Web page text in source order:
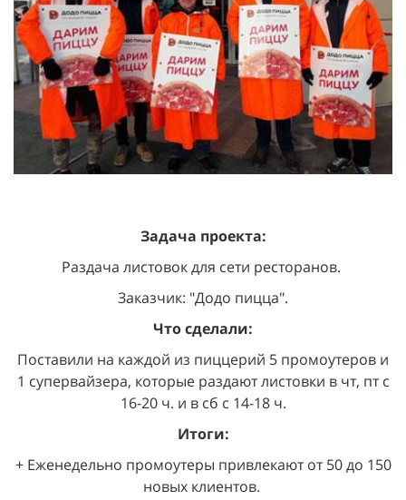
Задача проекта:
Раздача листовок для сети ресторанов.
Заказчик: "Додо пицца".
Что сделали:
Поставили на каждой из пиццерий 5 промоутеров и
1 супервайзера, которые раздают листовки в чт, пт с
16-20 ч. и в сб с 14-18 ч.
Итоги:
+ Еженедельно промоутеры привлекают от 50 до 150
новых клиентов.